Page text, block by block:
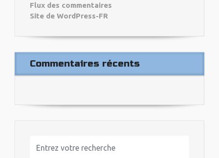
Flux des commentaires
Site de WordPress-FR
Commentaires récents